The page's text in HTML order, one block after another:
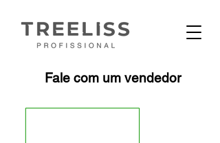
Fale com um vendedor